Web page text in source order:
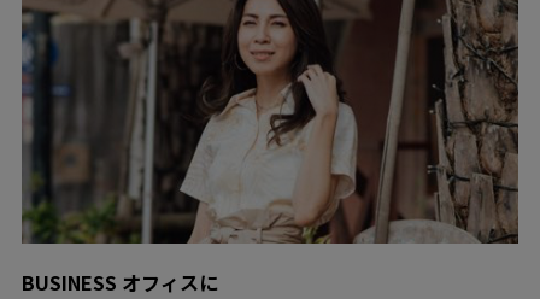
BUSINESS オフィスに